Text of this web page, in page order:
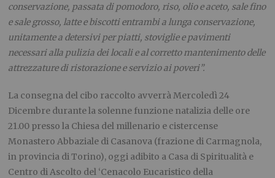
conservazione, passata di pomodoro, riso, olio e aceto, sale fino
e sale grosso, latte e biscotti entrambi a lunga conservazione,
unitamente a detersivi per piatti, stoviglie e pavimenti
necessari alla pulizia dei locali e al corretto mantenimento delle
attrezzature di ristorazione e servizio ai poveri”.
La consegna del cibo raccolto avverrà Mercoledì 24
Dicembre durante la solenne funzione natalizia delle ore
21.00 presso la Chiesa del millenario e cistercense
Monastero Abbaziale di Casanova (frazione di Carmagnola,
in provincia di Torino), oggi adibito a Casa di Spiritualità e
Centro di Ascolto del ‘Cenacolo Eucaristico della